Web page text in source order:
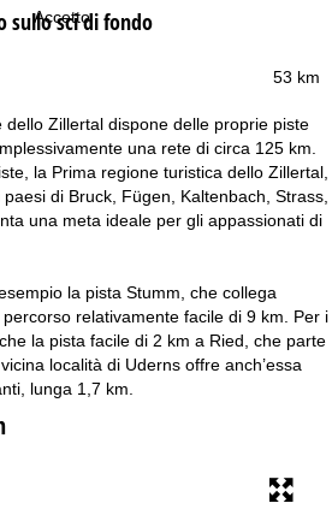
Accetto
sullo sci di fondo
53 km
dello Zillertal dispone delle proprie piste
una rete di circa 125 km.
la Prima regione turistica dello Zillertal,
di Bruck, Fügen, Kaltenbach, Strass,
una meta ideale per gli appassionati di
la pista Stumm, che collega
relativamente facile di 9 km. Per i
la pista facile di 2 km a Ried, che parte
località di Uderns offre anch’essa
lunga 1,7 km.